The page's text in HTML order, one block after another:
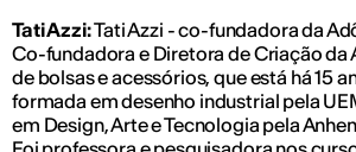
Tati Azzi:Tati Azzi - co-fundadora da
Co-fundadora e Diretora de Criação da
de bolsas e acessórios, que está há 15
formada em desenho industrial pela
em Design, Arte e Tecnologia pela